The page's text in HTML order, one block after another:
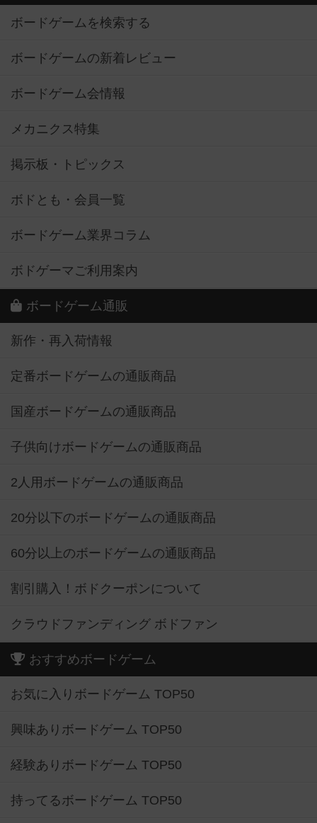
ボードゲームを検索する
ボードゲームの新着レビュー
ボードゲーム会情報
メカニクス特集
掲示板・トピックス
ボドとも・会員一覧
ボードゲーム業界コラム
ボドゲーマご利用案内
ボードゲーム通販
新作・再入荷情報
定番ボードゲームの通販商品
国産ボードゲームの通販商品
子供向けボードゲームの通販商品
2人用ボードゲームの通販商品
20分以下のボードゲームの通販商品
60分以上のボードゲームの通販商品
割引購入！ボドクーポンについて
クラウドファンディング ボドファン
おすすめボードゲーム
お気に入りボードゲーム TOP50
興味ありボードゲーム TOP50
経験ありボードゲーム TOP50
持ってるボードゲーム TOP50